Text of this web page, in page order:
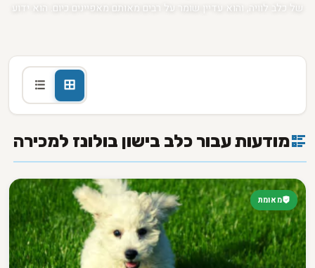
של כלב לוויה, והוא עדיין שומר על רבים מאותם מאפיינים כיום. הוא ידוע
ההיפואלרגני שלו מה שהופך אותו למתאים לסובלים מאלרגיות. גזע זה
דורש טיפוח קבוע כדי לשמור על הפרווה הלבנה והיפה שלו, וייתכן שידרוש
הכשרה נוספת כדי להבטיח שהוא מתנהג כראוי במסגרות ציבוריות.
מודעות עבור כלב בישון בולונז למכירה
מאומת